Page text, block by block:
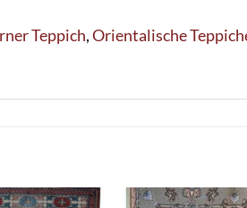
Teppich,Orientalische